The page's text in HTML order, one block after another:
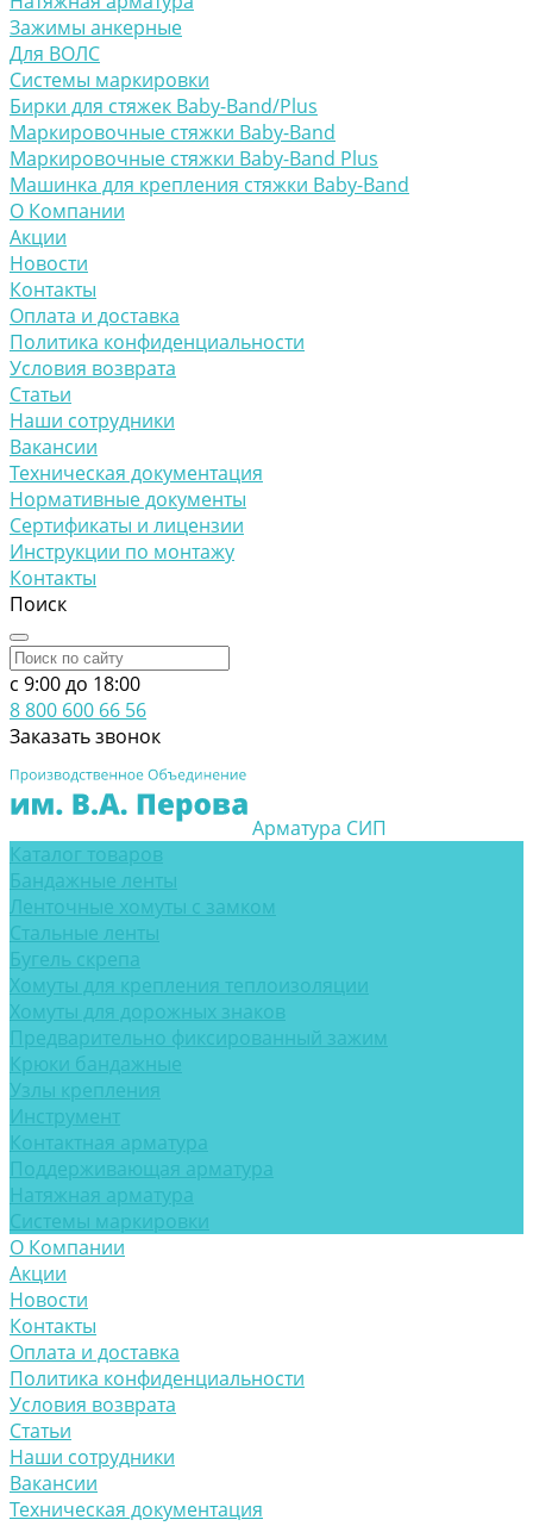
Зажимы анкерные
Для ВОЛС
Системы маркировки
Бирки для стяжек Baby-Band/Plus
Маркировочные стяжки Baby-Band
Маркировочные стяжки Baby-Band Plus
Машинка для крепления стяжки Baby-Band
О Компании
Акции
Новости
Контакты
Оплата и доставка
Политика конфиденциальности
Условия возврата
Статьи
Наши сотрудники
Вакансии
Техническая документация
Нормативные документы
Сертификаты и лицензии
Инструкции по монтажу
Контакты
Поиск
c 9:00 до 18:00
8 800 600 66 56
Заказать звонок
Арматура СИП
Каталог товаров
Бандажные ленты
Ленточные хомуты с замком
Стальные ленты
Бугель скрепа
Хомуты для крепления теплоизоляции
Хомуты для дорожных знаков
Предварительно фиксированный зажим
Крюки бандажные
Узлы крепления
Инструмент
Контактная арматура
Поддерживающая арматура
Натяжная арматура
Системы маркировки
О Компании
Акции
Новости
Контакты
Оплата и доставка
Политика конфиденциальности
Условия возврата
Статьи
Наши сотрудники
Вакансии
Техническая документация